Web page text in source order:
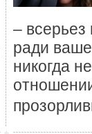
–
ради
никогда